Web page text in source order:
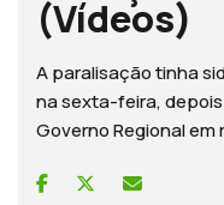
(Vídeos)
A paralisação tinha
na sexta-feira,
Governo Regional